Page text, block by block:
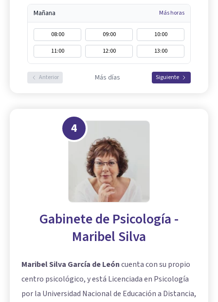
Mañana Más horas
08:00 09:00
10:00
11:00
12:00 13:00
Anterior Más días Siguiente
4
Gabinete de Psicología -
Maribel Silva
Maribel Silva García de Leóncuenta con su propio
centro psicológico, y está Licenciada en Psicología
por la Universidad Nacional de Educación a Distancia,